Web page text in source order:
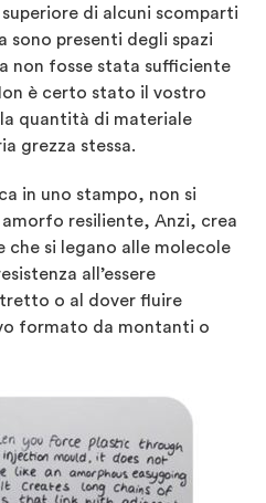
di alcuni scomparti
sono presenti degli spazi
non fosse stata sufficiente
è certo stato il vostro
quantità di materiale
grezza stessa.
in uno stampo, non si
resiliente, Anzi, crea
che si legano alle molecole
all’essere
o al dover fluire
formato da montanti o